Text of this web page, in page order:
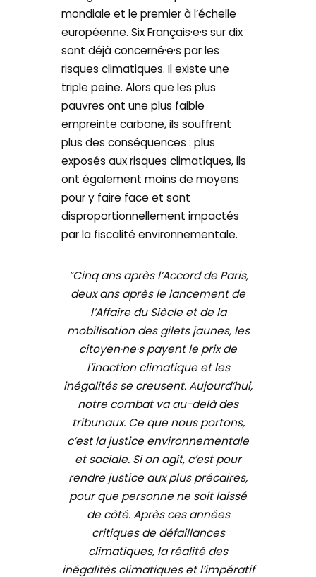
mondiale et le premier à l’échelle
européenne. Six Français·e·s sur dix
sont déjà concerné·e·s par les
risques climatiques. Il existe une
triple peine. Alors que les plus
pauvres ont une plus faible
empreinte carbone, ils souffrent
plus des conséquences : plus
exposés aux risques climatiques, ils
ont également moins de moyens
pour y faire face et sont
disproportionnellement impactés
par la fiscalité environnementale.
“Cinq ans après l’Accord de Paris,
deux ans après le lancement de
l’Affaire du Siècle et de la
mobilisation des gilets jaunes, les
citoyen·ne·s payent le prix de
l’inaction climatique et les
inégalités se creusent. Aujourd’hui,
notre combat va au-delà des
tribunaux. Ce que nous portons,
c’est la justice environnementale
et sociale. Si on agit, c’est pour
rendre justice aux plus précaires,
pour que personne ne soit laissé
de côté. Après ces années
critiques de défaillances
climatiques, la réalité des
inégalités climatiques et l’impératif